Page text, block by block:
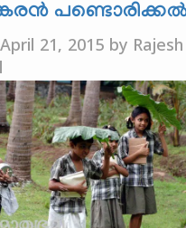
April 21, 2015 by Rajesh